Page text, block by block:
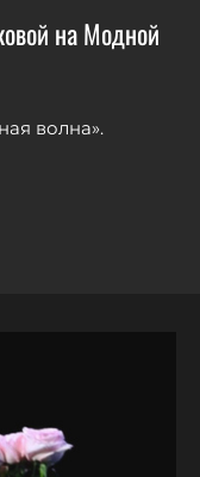
на Модной
волна».